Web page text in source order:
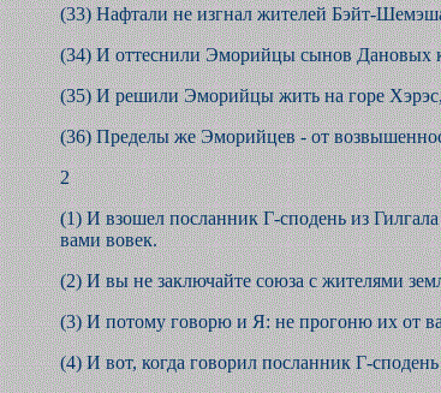
(33) Нафтали не изгнал жителей Бэйт-
(34) И оттеснили Эморийцы сынов Дановых к
(35) И решили Эморийцы жить на горе
(36) Пределы же Эморийцев - от
2
(1) И взошел посланник Г-сподень из
вами вовек.
(2) И вы не заключайте союза с жителями
(3) И потому говорю и Я: не прогоню их от
(4) И вот, когда говорил посланник Г-